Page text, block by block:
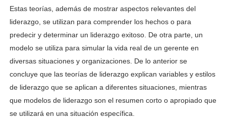
Estas teorías, además de mostrar aspectos relevantes del
liderazgo, se utilizan para comprender los hechos o para
predecir y determinar un liderazgo exitoso. De otra parte, un
modelo se utiliza para simular la vida real de un gerente en
diversas situaciones y organizaciones. De lo anterior se
concluye que las teorías de liderazgo explican variables y estilos
de liderazgo que se aplican a diferentes situaciones, mientras
que modelos de liderazgo son el resumen corto o apropiado que
se utilizará en una situación específica.